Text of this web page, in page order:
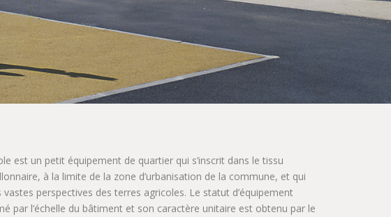
est un petit équipement de quartier qui s’inscrit dans le tissu
à la limite de la zone d’urbanisation de la commune, et qui
vastes perspectives des terres agricoles. Le statut d’équipement
par l’échelle du bâtiment et son caractère unitaire est obtenu par le